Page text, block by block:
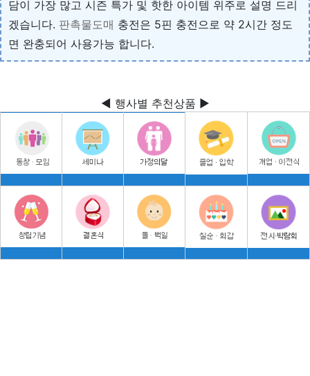
담이 가장 많고 시즌 특가 및 핫한 아이템 위주로 설명 드리
겠습니다. 판촉물도매 충전은 5핀 충전으로 약 2시간 정도
면 완충되어 사용가능 합니다.
◀ 행사별 추천상품 ▶